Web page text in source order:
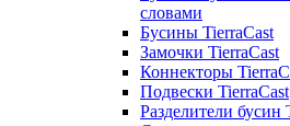
словами
Бусины TierraCast
Замочки TierraCast
Коннекторы
Подвески TierraCast
Разделители бусин